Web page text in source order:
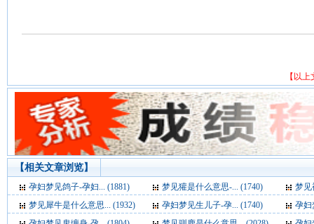
【以
【相关文章浏览】
孕妇梦见鸽子-孕妇... (1881) 梦见獾是什么意思-... (1740)
梦见
梦见犀牛是什么意思... (1932)
孕妇梦见生儿子-孕... (1740)
孕妇